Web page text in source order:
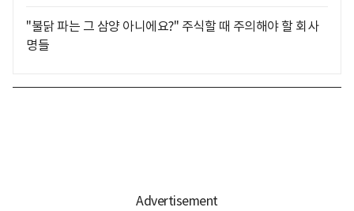
"불닭 파는 그 삼양 아니에요?" 주식할 때 주의해야 할 회사
명들